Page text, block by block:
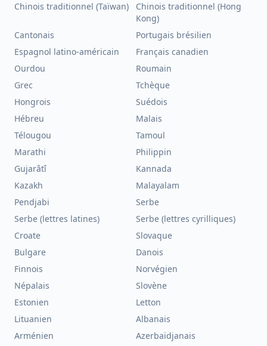
Chinois traditionnel (Taïwan)
Chinois traditionnel (Hong
Kong)
Cantonais
Portugais brésilien
Espagnol latino-américain
Français canadien
Ourdou
Roumain
Grec
Tchèque
Hongrois
Suédois
Hébreu
Malais
Télougou
Tamoul
Marathi
Philippin
Gujarâtî
Kannada
Kazakh
Malayalam
Pendjabi
Serbe
Serbe (lettres latines)
Serbe (lettres cyrilliques)
Croate
Slovaque
Bulgare
Danois
Finnois
Norvégien
Népalais
Slovène
Estonien
Letton
Lituanien
Albanais
Arménien
Azerbaïdjanais